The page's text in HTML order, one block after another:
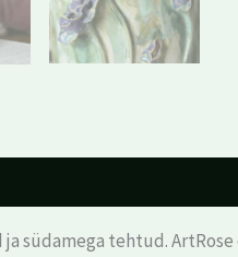
südamega tehtud.